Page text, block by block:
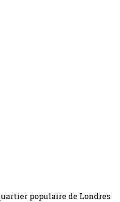
populaire de Londres